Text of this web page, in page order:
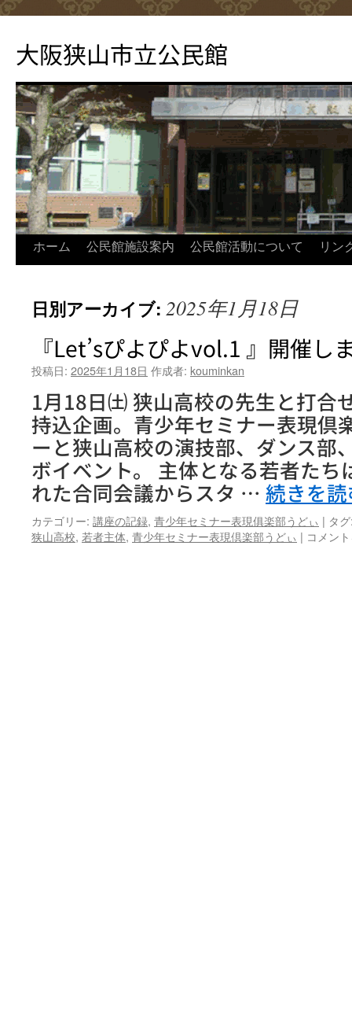
テ
ン
へ
ス
キ
ッ
プ
大阪狭山市立公民館
ホーム 公民館施設案内 公民館活動について リン
日別アーカイブ: 2025年1月18日
『Let’sぴよぴよvol.1 』開催し
投稿日: 2025年1月18日 作成者: kouminkan
1月18日㈯ 狭山高校の先生と打合
持込企画。青少年セミナー表現倶
ーと狭山高校の演技部、ダンス部
ボイベント。 主体となる若者た
れた合同会議からスタ … 続きを
カテゴリー: 講座の記録, 青少年セミナー表現俱楽部うどぃ | タ
狭山高校, 若者主体, 青少年セミナー表現倶楽部うどぃ | 『Let’s
コメン